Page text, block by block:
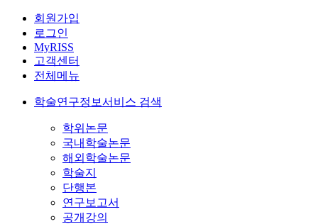
회원가입
로그인
MyRISS
고객센터
전체메뉴
학술연구정보서비스 검색
학위논문
국내학술논문
해외학술논문
학술지
단행본
연구보고서
공개강의